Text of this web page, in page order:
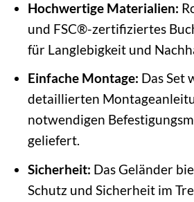
Hochwertige Materialien:
und FSC®-zertifiziertes
für Langlebigkeit und
Einfache Montage: Das Set
detaillierten
notwendigen
geliefert.
Sicherheit: Das Geländer
Schutz und Sicherheit im